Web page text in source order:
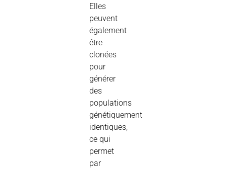
Elles
peuvent
également
être
clonées
pour
générer
des
populations
génétiquement
identiques,
ce qui
permet
par